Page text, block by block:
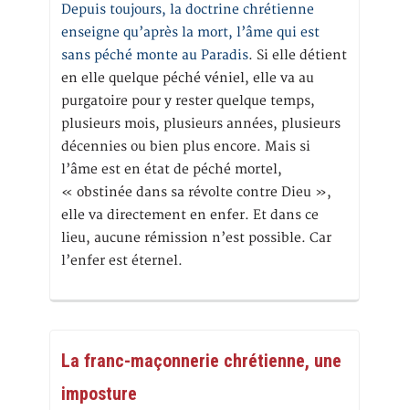
Depuis toujours, la doctrine chrétienne
enseigne qu’après la mort, l’âme qui est
sans péché monte au Paradis. Si elle détient
en elle quelque péché véniel, elle va au
purgatoire pour y rester quelque temps,
plusieurs mois, plusieurs années, plusieurs
décennies ou bien plus encore. Mais si
l’âme est en état de péché mortel,
« obstinée dans sa révolte contre Dieu »,
elle va directement en enfer. Et dans ce
lieu, aucune rémission n’est possible. Car
l’enfer est éternel.
La franc-maçonnerie chrétienne, une
imposture